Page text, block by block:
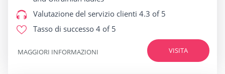
Valutazione del servizio clienti 4.3 of 5
Tasso di successo 4 of 5
VISITA
MAGGIORI INFORMAZIONI